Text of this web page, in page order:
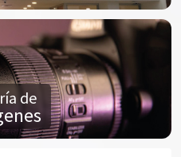
de